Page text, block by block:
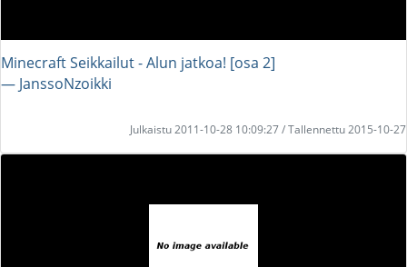
Minecraft Seikkailut - Alun jatkoa! [osa 2]
― JanssoNzoikki
Julkaistu 2011-10-28 10:09:27 / Tallennettu 2015-10-27